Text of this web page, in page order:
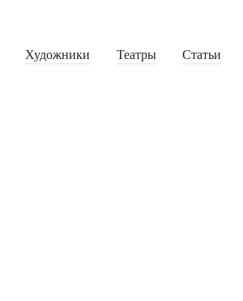
Художники Театры Статьи